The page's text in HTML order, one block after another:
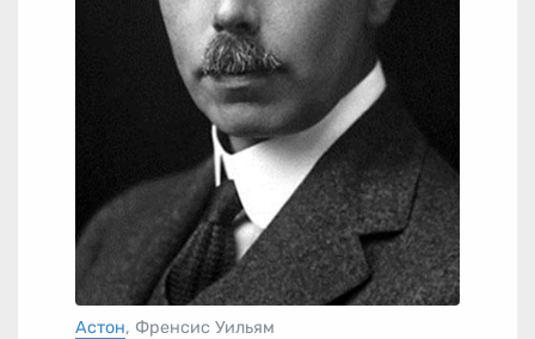
Астон, Френсис Уильям